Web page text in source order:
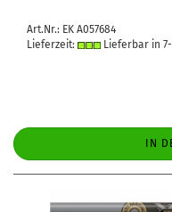
Art.Nr.: EK A057684
Lieferzeit:
Lieferbar in
IN